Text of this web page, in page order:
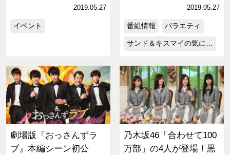
2019.05.27
イベント
2019.05.27
番組情報 バラエティ
サンド＆キスマイの気に…
劇場版『おっさんずラ
ブ』本編シーン初公
乃木坂46「合わせて100
万部」の4人が登場！黒